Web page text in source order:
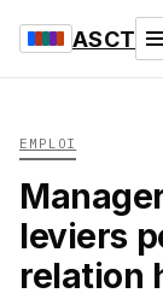
ASCT
EMPLOI
leviers
relation